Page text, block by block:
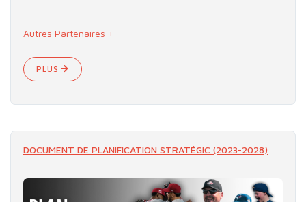
Autres Partenaires +
PLUS
DOCUMENT DE PLANIFICATION STRATÉGIC (2023-2028)